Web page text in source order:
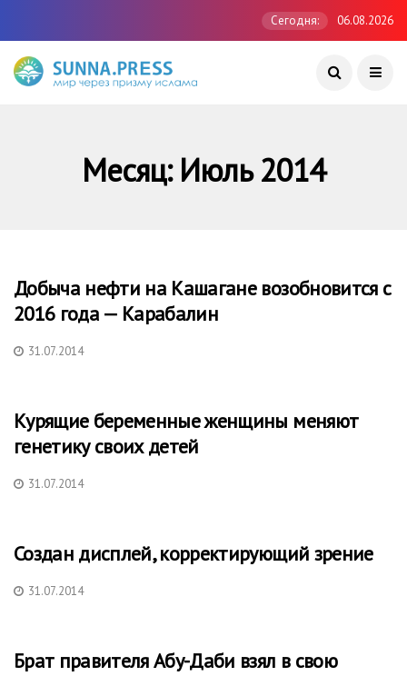
Сегодня: 06.08.2026
Месяц:Июль 2014
Добыча нефти на Кашагане возобновится с
2016 года — Карабалин
31.07.2014
Курящие беременные женщины меняют
генетику своих детей
31.07.2014
Создан дисплей, корректирующий зрение
31.07.2014
Брат правителя Абу-Даби взял в свою